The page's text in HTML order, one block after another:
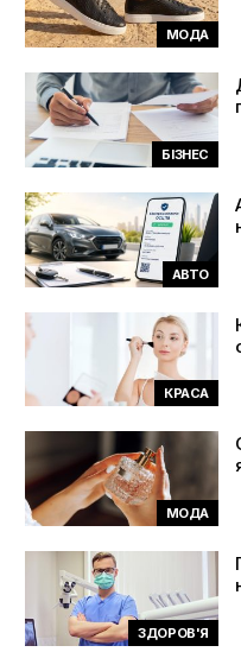
МОДА
БІЗНЕС
АВТО
КРАСА
МОДА
ЗДОРОВ'Я